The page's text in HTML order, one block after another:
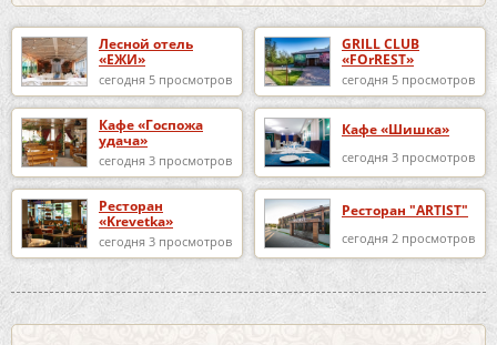
Лесной отель
«ЕЖИ»
сегодня 5 просмотров
GRILL CLUB
«FOrREST»
сегодня 5 просмотров
Кафе «Госпожа
удача»
сегодня 3 просмотров
Кафе «Шишка»
сегодня 3 просмотров
Ресторан
«Krevetka»
сегодня 3 просмотров
Ресторан "ARTIST"
сегодня 2 просмотров